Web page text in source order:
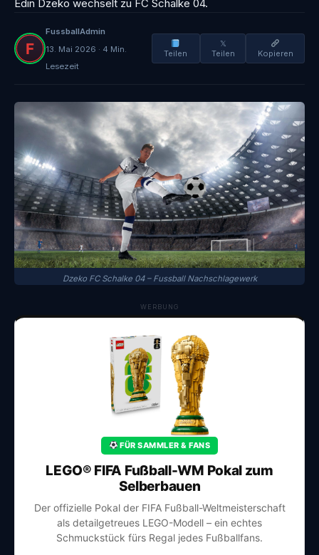
Edin Dzeko wechselt zu FC Schalke 04.
FussballAdmin
13. Mai 2026 · 4 Min.
Lesezeit
Teilen
𝕏
Teilen
Kopieren
Dzeko FC Schalke 04 – Fussball Nachschlagewerk
WERBUNG
FÜR SAMMLER & FANS
LEGO® FIFA Fußball-WM Pokal zum
Selberbauen
Der offizielle Pokal der FIFA Fußball-Weltmeisterschaft
als detailgetreues LEGO-Modell – ein echtes
Schmuckstück fürs Regal jedes Fußballfans.